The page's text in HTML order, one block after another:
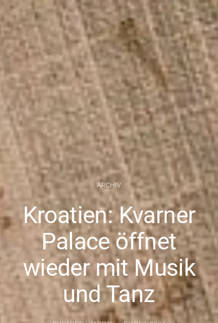
ARCHIV
Kroatien: Kvarner
Palace öffnet
wieder mit Musik
und Tanz